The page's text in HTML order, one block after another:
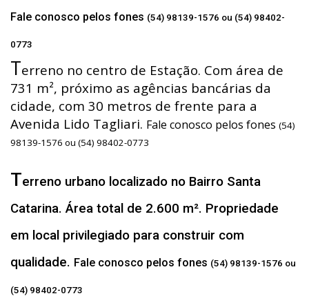
Fale conosco pelos fones (54) 98139-1576 ou (54) 98402-
0773
Terreno no centro de Estação. Com área de
731 m², próximo as agências bancárias da
cidade, com 30 metros de frente para a
Avenida Lido Tagliari. Fale conosco pelos fones (54)
98139-1576 ou (54) 98402-0773
Terreno urbano localizado no Bairro Santa
Catarina. Área total de 2.600 m². Propriedade
em local privilegiado para construir com
qualidade. Fale conosco pelos fones (54) 98139-1576 ou
(54) 98402-0773